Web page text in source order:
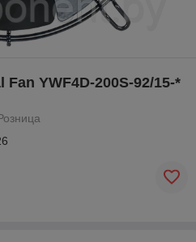
YWF4D-200S-92/15-*